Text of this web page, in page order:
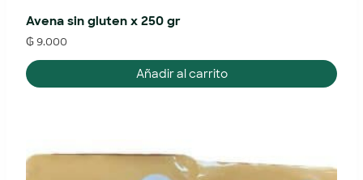
Avena sin gluten x 250 gr
₲9.000
Añadir al carrito